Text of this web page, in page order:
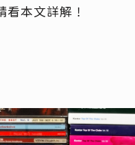
本文詳解！